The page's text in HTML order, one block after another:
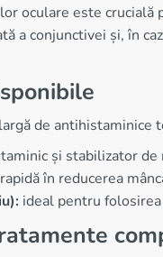
oculare este
a conjunctivei și, în
de
și stabilizator
în reducerea
ideal pentru